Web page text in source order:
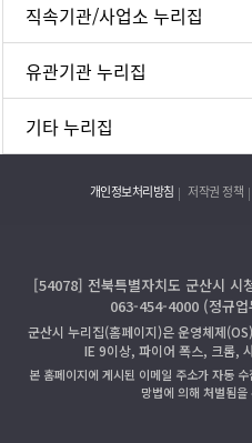
직속기관/사업소 누리집
유관기관 누리집
기타 누리집
개인정보처리방침 저작권 정책
[54078] 전북특별자치도 군산시 시
063-454-4000 (정규
군산시 누리집(홈페이지)은 운영체제
IE 9이상, 파이어 폭스, 크롬,
본 홈페이지에 게시된 이메일 주소가 자동
망법에 의해 처벌됨